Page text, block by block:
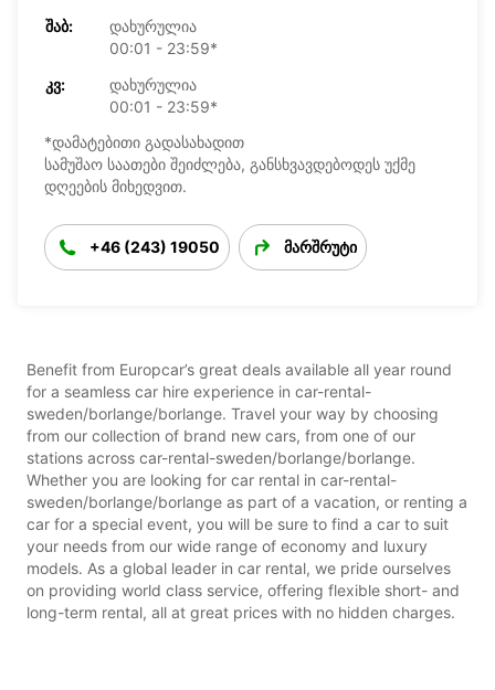
ᲨᲐᲑ:
დახურულია
00:01 - 23:59*
ᲙᲕ:
დახურულია
00:01 - 23:59*
*დამატებითი გადასახადით
სამუშაო საათები შეიძლება, განსხვავდებოდეს უქმე
დღეების მიხედვით.
+46 (243) 19050 მარშრუტი
Benefit from Europcar’s great deals available all year round
for a seamless car hire experience in car-rental-
sweden/borlange/borlange. Travel your way by choosing
from our collection of brand new cars, from one of our
stations across car-rental-sweden/borlange/borlange.
Whether you are looking for car rental in car-rental-
sweden/borlange/borlange as part of a vacation, or renting a
car for a special event, you will be sure to find a car to suit
your needs from our wide range of economy and luxury
models. As a global leader in car rental, we pride ourselves
on providing world class service, offering flexible short- and
long-term rental, all at great prices with no hidden charges.